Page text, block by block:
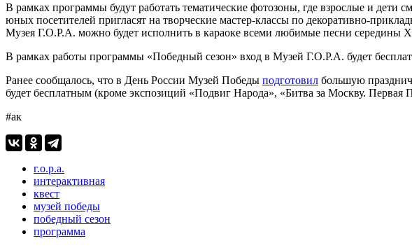
В рамках программы будут работать тематические фотозоны, где взрослые и
юных посетителей пригласят на творческие мастер-классы по декоративно-
Музея Г.О.Р.А. можно будет исполнить в караоке всеми любимые песни середины
В рамках работы программы «Победный сезон» вход в Музей Г.О.Р.А. будет
Ранее сообщалось, что в День России Музей Победы подготовил большую
будет бесплатным (кроме экспозиций «Подвиг Народа», «Битва за Москву. Первая
#ак
г.о.р.а.
интерактивная
квест
музей победы
победный сезон
программа